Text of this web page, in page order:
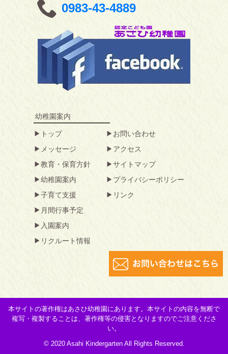
0983-43-4889
幼稚園案内
トップ
メッセージ
教育・保育方針
幼稚園案内
子育て支援
月間行事予定
入園案内
リクルート情報
お問い合わせ
アクセス
サイトマップ
プライバシーポリシー
リンク
本サイトの著作権はあさひ幼稚園にあります。本サイトの内容を無断で
複写・複製することは、著作権等の侵害となりますのでご注意くださ
い。
© 2020 Asahi Kindergarten All Rights Reserved.